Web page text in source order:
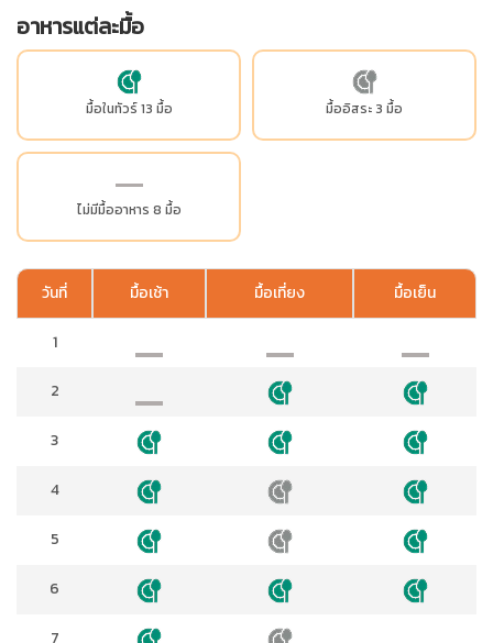
อาหารแต่ละมื้อ
มื้อในทัวร์ 13 มื้อ มื้ออิสระ 3 มื้อ
ไม่มีมื้ออาหาร 8 มื้อ
วันที่ มื้อเช้า มื้อเที่ยง มื้อเย็น
1
2
3
4
5
6